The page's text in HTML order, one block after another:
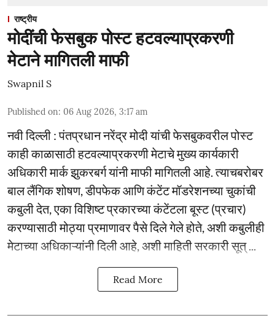
राष्ट्रीय
मोदींची फेसबुक पोस्ट हटवल्याप्रकरणी
मेटाने मागितली माफी
Swapnil S
Published on: 06 Aug 2026, 3:17 am
नवी दिल्ली : पंतप्रधान नरेंद्र मोदी यांची फेसबुकवरील पोस्ट
काही काळासाठी हटवल्याप्रकरणी मेटाचे मुख्य कार्यकारी
अधिकारी मार्क झुकरबर्ग यांनी माफी मागितली आहे. त्याचबरोबर
बाल लैंगिक शोषण, डीपफेक आणि कंटेंट मॉडरेशनच्या चुकांची
कबुली देत, एका विशिष्ट प्रकारच्या कंटेंटला बूस्ट (प्रचार)
करण्यासाठी मोठ्या प्रमाणावर पैसे दिले गेले होते, अशी कबुलीही
मेटाच्या अधिकाऱ्यांनी दिली आहे, अशी माहिती सरकारी सूत् ...
Read More